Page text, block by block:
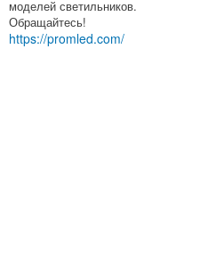
моделей светильников.
Обращайтесь!
https://promled.com/